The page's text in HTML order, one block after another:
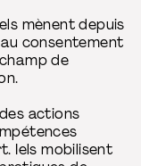
mènent depuis
consentement
de
actions
Iels mobilisent